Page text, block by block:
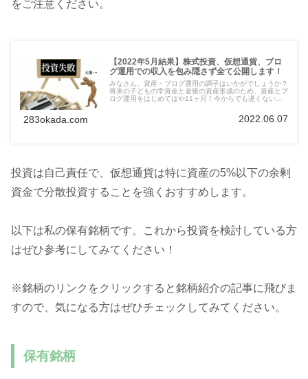
をご注意ください。
【2022年5月結果】株式投資、仮想通貨、ブロ
グ運用での収入を包み隠さず全て公開します！
みなさん、資産・ブログ運用の調子はいかがでしょうか？
将来の子どもの学資金と老後の資産形成のため、資産とブ
ログ運用をはじめてはや11ヶ月！今からでも遅くない、
283okada.com 2022.06.07
投資は自己責任で、仮想通貨は特に資産の5%以下の余剰
資金で分散投資することを強くおすすめします。
以下は私の保有銘柄です。これから投資を検討している方
はぜひ参考にしてみてください！
※銘柄のリンクをクリックすると銘柄紹介の記事に飛びま
すので、気になる方はぜひチェックしてみてください。
保有銘柄